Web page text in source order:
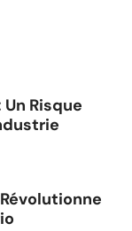
Risque